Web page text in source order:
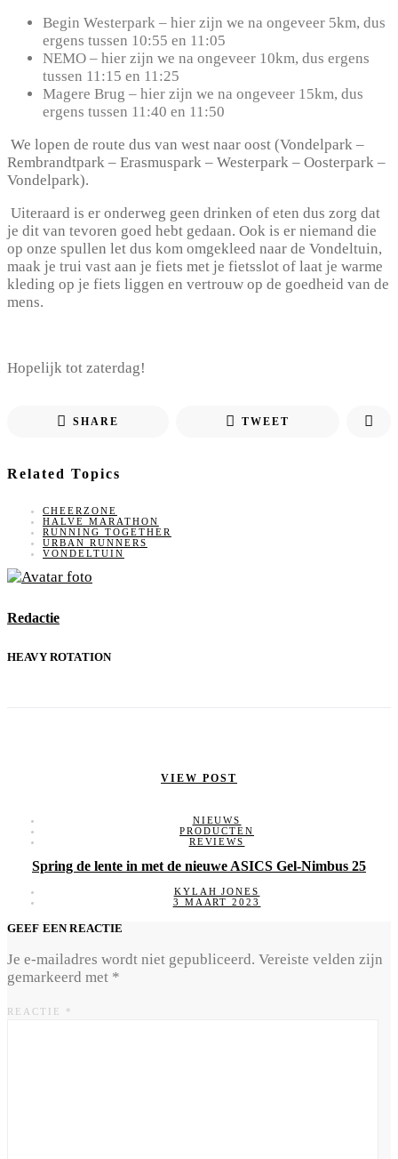
Begin Westerpark – hier zijn we na ongeveer 5km, dus
ergens tussen 10:55 en 11:05
NEMO – hier zijn we na ongeveer 10km, dus ergens
tussen 11:15 en 11:25
Magere Brug – hier zijn we na ongeveer 15km, dus
ergens tussen 11:40 en 11:50
We lopen de route dus van west naar oost (Vondelpark –
Rembrandtpark – Erasmuspark – Westerpark – Oosterpark –
Vondelpark).
Uiteraard is er onderweg geen drinken of eten dus zorg dat
je dit van tevoren goed hebt gedaan. Ook is er niemand die
op onze spullen let dus kom omgekleed naar de Vondeltuin,
maak je trui vast aan je fiets met je fietsslot of laat je warme
kleding op je fiets liggen en vertrouw op de goedheid van de
mens.
Hopelijk tot zaterdag!
SHARE TWEET
Related Topics
CHEERZONE
HALVE MARATHON
RUNNING TOGETHER
URBAN RUNNERS
VONDELTUIN
Redactie
HEAVY ROTATION
VIEW POST
NIEUWS
PRODUCTEN
REVIEWS
Spring de lente in met de nieuwe ASICS Gel-Nimbus 25
KYLAH JONES
3 MAART 2023
GEEF EEN REACTIE
Je e-mailadres wordt niet gepubliceerd. Vereiste velden zijn
gemarkeerd met *
REACTIE *